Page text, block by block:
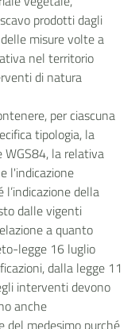
prodotti dagli
misure volte a
nel territorio
di natura
per ciascuna
tipologia, la
WGS84, la relativa
l'indicazione
della
dalle vigenti
a quanto
legge 16 luglio
dalla legge 11
interventi devono
anche
del medesimo purché